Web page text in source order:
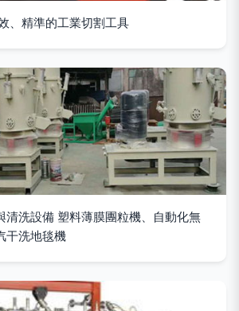
、精準的工業切割工具
清洗設備 塑料薄膜團粒機、自動化無
干洗地毯機